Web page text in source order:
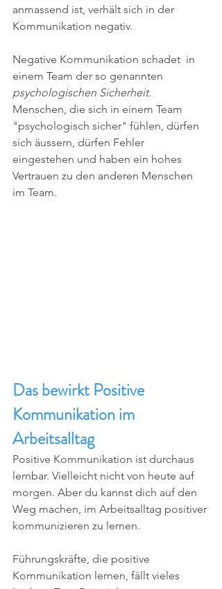
anmassend ist, verhält sich in der
Kommunikation negativ.
Negative Kommunikation schadet  in
einem Team der so genannten
psychologischen Sicherheit.
Menschen, die sich in einem Team
"psychologisch sicher" fühlen, dürfen
sich äussern, dürfen Fehler
eingestehen und haben ein hohes
Vertrauen zu den anderen Menschen
im Team.
Das bewirkt Positive
Kommunikation im
Arbeitsalltag
Positive Kommunikation ist durchaus
lernbar. Vielleicht nicht von heute auf
morgen. Aber du kannst dich auf den
Weg machen, im Arbeitsalltag positiver
kommunizieren zu lernen.
Führungskräfte, die positive
Kommunikation lernen, fällt vieles